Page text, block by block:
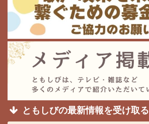
ともしびの最新情報を受け取る